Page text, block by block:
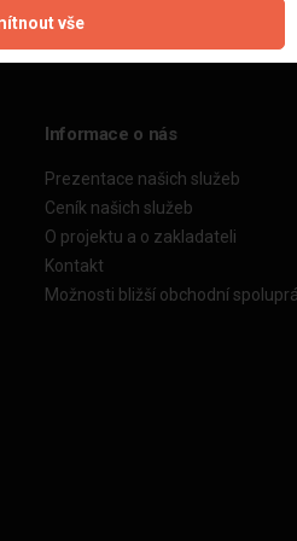
Informace o nás
Prezentace našich služeb
Ceník našich služeb
O projektu a o zakladateli
Kontakt
Možnosti bližší obchodní
vše